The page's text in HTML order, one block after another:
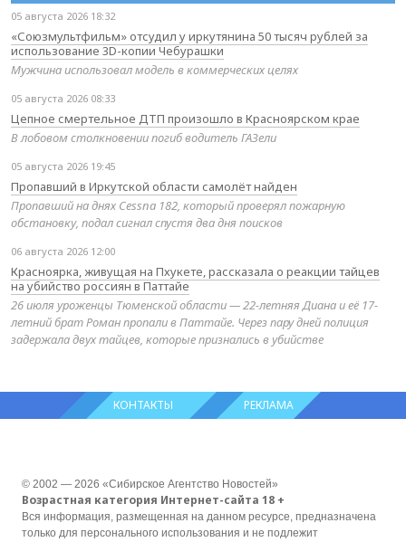
05 августа 2026 18:32
«Союзмультфильм» отсудил у иркутянина 50 тысяч рублей за
использование 3D-копии Чебурашки
Мужчина использовал модель в коммерческих целях
05 августа 2026 08:33
Цепное смертельное ДТП произошло в Красноярском крае
В лобовом столкновении погиб водитель ГАЗели
05 августа 2026 19:45
Пропавший в Иркутской области самолёт найден
Пропавший на днях Cessna 182, который проверял пожарную
обстановку, подал сигнал спустя два дня поисков
06 августа 2026 12:00
Красноярка, живущая на Пхукете, рассказала о реакции тайцев
на убийство россиян в Паттайе
26 июля уроженцы Тюменской области — 22-летняя Диана и её 17-
летний брат Роман пропали в Паттайе. Через пару дней полиция
задержала двух тайцев, которые признались в убийстве
КОНТАКТЫ РЕКЛАМА
© 2002 — 2026 «Сибирское Агентство Новостей»
Возрастная категория Интернет-сайта 18 +
Вся информация, размещенная на данном ресурсе, предназначена
только для персонального использования и не подлежит